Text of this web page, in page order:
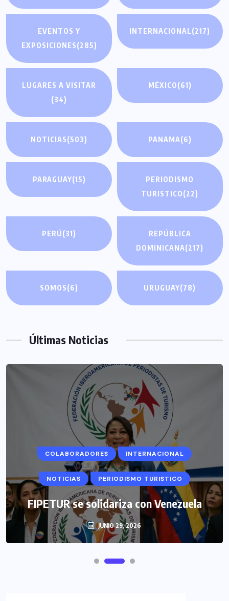
EVENTOS Y
EXPOSICIONES(285)
INTERNACIONAL(217)
LUGARES A VISITAR
(34)
MÉXICO(61)
NOTICIAS(503) PANAMA(6)
PARAGUAY(15)
PERIODISMO
TURISTICO(22)
PERÚ(31)
REPÚBLICA
DOMINICANA(217)
SOMOS(6) URUGUAY(78)
Últimas Noticias
COLABORADORES INTERNACIONAL
NOTICIAS PERIODISMO TURISTICO
FIPETUR se solidariza con Venezuela
JUNIO 29, 2026